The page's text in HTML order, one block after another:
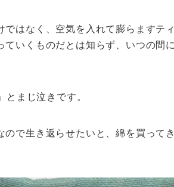
ではなく、空気を入れて膨らますテ
ていくものだとは知らず、いつの間
まじ泣きです。
ので生き返らせたいと、綿を買って